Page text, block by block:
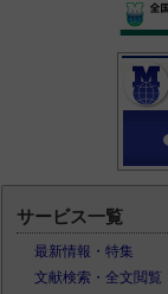
サービス一覧
最新情報・特集
文献検索・全文閲覧